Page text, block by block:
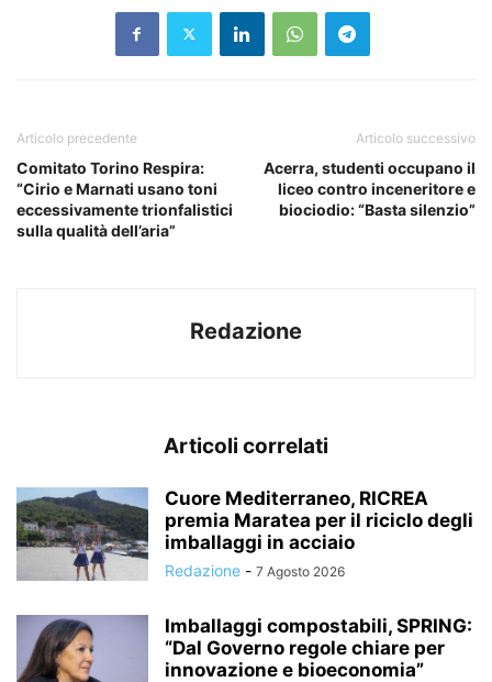
Articolo precedente
Comitato Torino Respira:
“Cirio e Marnati usano toni
eccessivamente trionfalistici
sulla qualità dell’aria”
Articolo successivo
Acerra, studenti occupano il
liceo contro inceneritore e
biociodio: “Basta silenzio”
Redazione
Articoli correlati
Cuore Mediterraneo, RICREA
premia Maratea per il riciclo degli
imballaggi in acciaio
Redazione - 7 Agosto 2026
Imballaggi compostabili, SPRING:
“Dal Governo regole chiare per
innovazione e bioeconomia”